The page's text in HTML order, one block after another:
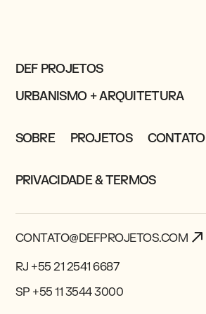
DEF PROJETOS
URBANISMO + ARQUITETURA
SOBRE PROJETOS CONTATO
PRIVACIDADE & TERMOS
CONTATO@DEFPROJETOS.COM
RJ +55 21 2541 6687
SP +55 11 3544 3000